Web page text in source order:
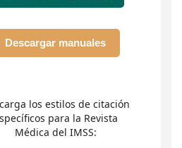
Descargar manuales
los estilos de citación
para la Revista
Médica del IMSS: